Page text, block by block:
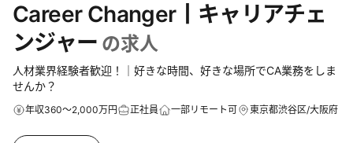
Career Changer丨キャリアチェ
ンジャー の求人
人材業界経験者歓迎！｜好きな時間、好きな場所でCA業務をしま
せんか？
年収360～2,000万円 正社員 一部リモート可 東京都渋谷区/大阪府